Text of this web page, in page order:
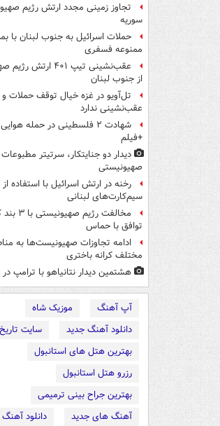
تجاوز زمینی مجدد ارتش رژیم
سوریه
حملات اسرائیل به جنوب لبنان با
ممنوعه فسفری
عقب‌نشینی تیپ ۴۰۱
از جنوب لبنان
تل‌آویو در غزه خیال توقف حملات و
عقب‌نشینی ندارد
شهادت ۲ فلسطینی در حمله
+فیلم
دیدار دو جنایتکار،‌ سرتیتر مطبوعات
صهیونیستی
رخنه در ارتش اسرائیل با استفاده از
سیم‌کارت‌های لبنانی
مخالفت رژیم
توافق با حماس
ادامه تجاوزات صهیونیست‌ها به
مختلف کرانه باختری
هشتمین دیدار نتانیاهو با ترامپ در طی
آپ آهنگ
موزیک شاه
دانلود آهنگ جدید
سایت
بهترین هتل های استانبول
رزرو هتل استانبول
بهترین جراح بینی ترمیمی
آهنگ های جدید
دانلود